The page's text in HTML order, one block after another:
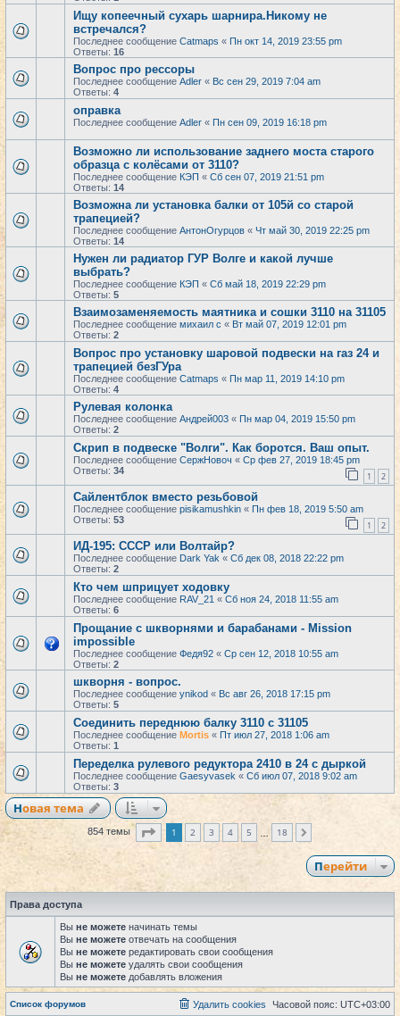
Ищу копеечный сухарь шарнира.Никому не
встречался?
Последнее сообщение Catmaps « Пн окт 14, 2019 23:55 pm
Ответы: 16
Вопрос про рессоры
Последнее сообщение Adler « Вс сен 29, 2019 7:04 am
Ответы: 4
оправка
Последнее сообщение Adler « Пн сен 09, 2019 16:18 pm
Возможно ли использование заднего моста старого
образца с колёсами от 3110?
Последнее сообщение КЭП « Сб сен 07, 2019 21:51 pm
Ответы: 14
Возможна ли установка балки от 105й со старой
трапецией?
Последнее сообщение АнтонОгурцов « Чт май 30, 2019 22:25 pm
Ответы: 14
Нужен ли радиатор ГУР Волге и какой лучше
выбрать?
Последнее сообщение КЭП « Сб май 18, 2019 22:29 pm
Ответы: 5
Взаимозаменяемость маятника и сошки 3110 на 31105
Последнее сообщение михаил с « Вт май 07, 2019 12:01 pm
Ответы: 2
Вопрос про установку шаровой подвески на газ 24 и
трапецией безГУра
Последнее сообщение Catmaps « Пн мар 11, 2019 14:10 pm
Ответы: 4
Рулевая колонка
Последнее сообщение Андрей003 « Пн мар 04, 2019 15:50 pm
Ответы: 2
Скрип в подвеске "Волги". Как боротся. Ваш опыт.
Последнее сообщение СержНовоч « Ср фев 27, 2019 18:45 pm
Ответы: 34 1 2
Сайлентблок вместо резьбовой
Последнее сообщение pisikamushkin « Пн фев 18, 2019 5:50 am
Ответы: 53 1 2
ИД-195: СССР или Волтайр?
Последнее сообщение Dark Yak « Сб дек 08, 2018 22:22 pm
Ответы: 2
Кто чем шприцует ходовку
Последнее сообщение RAV_21 « Сб ноя 24, 2018 11:55 am
Ответы: 6
Прощание с шкворнями и барабанами - Mission
impossible
Последнее сообщение Федя92 « Ср сен 12, 2018 10:55 am
Ответы: 2
шкворня - вопрос.
Последнее сообщение ynikod « Вс авг 26, 2018 17:15 pm
Ответы: 5
Соединить переднюю балку 3110 с 31105
Последнее сообщение Mortis « Пт июл 27, 2018 1:06 am
Ответы: 1
Переделка рулевого редуктора 2410 в 24 с дыркой
Последнее сообщение Gaesyvasek « Сб июл 07, 2018 9:02 am
Ответы: 3
Новая тема
854 темы Страница из
1 2 3 4 5 18
Перейти
Права доступа
Вы не можете начинать темы
Вы не можете отвечать на сообщения
Вы не можете редактировать свои сообщения
Вы не можете удалять свои сообщения
Вы не можете добавлять вложения
Список форумов Часовой пояс: UTC+03:00
Удалить cookies